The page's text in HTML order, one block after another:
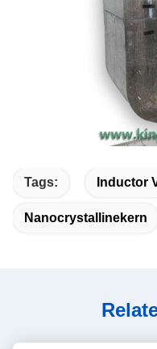
Tags: Inductor
Nanocrystallinekern